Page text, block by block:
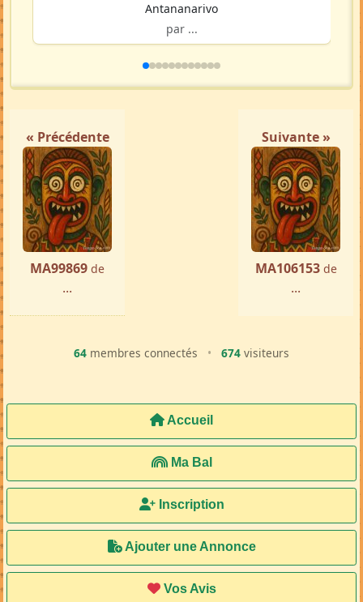
Antananarivo
par ...
« Précédente
MA99869 de
...
Suivante »
MA106153 de
...
64 membres connectés • 674 visiteurs
Accueil
Ma Bal
Inscription
Ajouter une Annonce
Vos Avis